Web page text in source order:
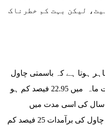
لیکن بہت کم خطرناک
ہوتا ہے کہ باسمتی چاول
کی برآمدات اس سال کے پہلے سات ماہ میں 22.95 فیصد کم ہو
سال کی اسی مدت میں
410,207 ٹن تھیں جبکہ غیر باسمتی چاول کی برآمدات 25 فیصد کم